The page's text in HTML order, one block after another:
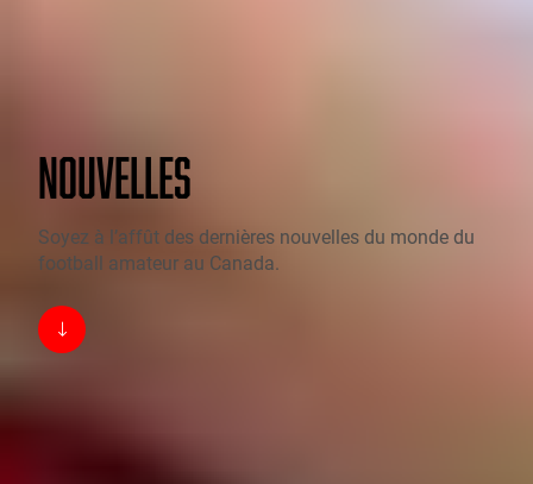
NOUVELLES
Soyez à l’affût des dernières nouvelles du monde du
football amateur au Canada.